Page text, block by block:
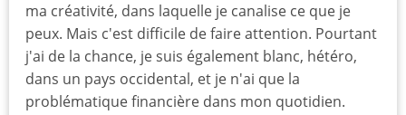
ma créativité, dans laquelle je canalise ce que je
peux. Mais c'est difficile de faire attention. Pourtant
j'ai de la chance, je suis également blanc, hétéro,
dans un pays occidental, et je n'ai que la
problématique financière dans mon quotidien.